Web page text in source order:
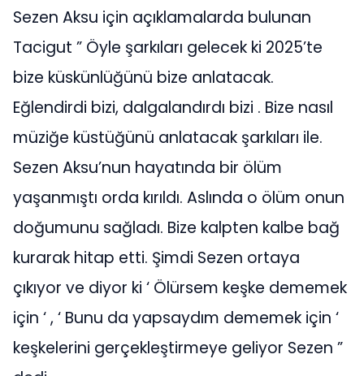
Sezen Aksu için açıklamalarda bulunan
Tacigut ” Öyle şarkıları gelecek ki 2025’te
bize küskünlüğünü bize anlatacak.
Eğlendirdi bizi, dalgalandırdı bizi . Bize nasıl
müziğe küstüğünü anlatacak şarkıları ile.
Sezen Aksu’nun hayatında bir ölüm
yaşanmıştı orda kırıldı. Aslında o ölüm onun
doğumunu sağladı. Bize kalpten kalbe bağ
kurarak hitap etti. Şimdi Sezen ortaya
çıkıyor ve diyor ki ‘ Ölürsem keşke dememek
için ‘ , ‘ Bunu da yapsaydım dememek için ‘
keşkelerini gerçekleştirmeye geliyor Sezen ”